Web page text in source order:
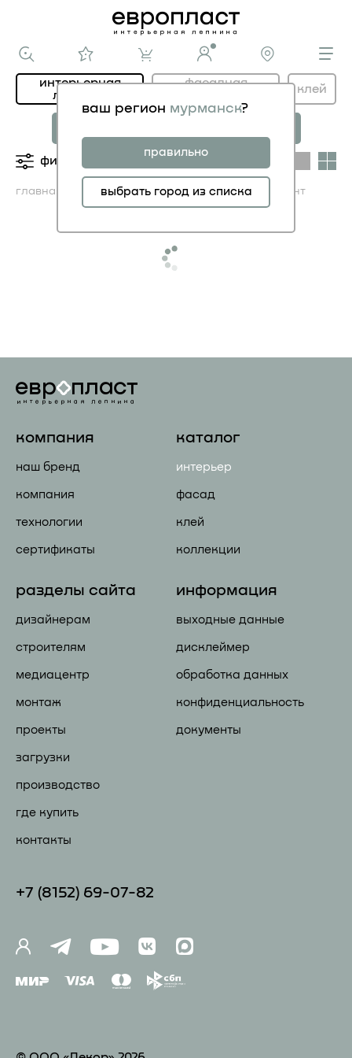
ваш регион мурманск?
правильно
выбрать город из списка
главная каталог ИНТЕРЬЕР арочный элемент
интерьерная
лепнина
фасадная
клей
МОДЕРНИСТИК
НОВОЕ АР-ДЕКО
фильтры категории
компания
наш бренд
компания
технологии
сертификаты
каталог
интерьер
фасад
клей
коллекции
разделы сайта
дизайнерам
строителям
медиацентр
монтаж
проекты
загрузки
производство
где купить
контакты
информация
выходные данные
дисклеймер
обработка данных
конфиденциальность
документы
+7 (81 52) 69-07-82